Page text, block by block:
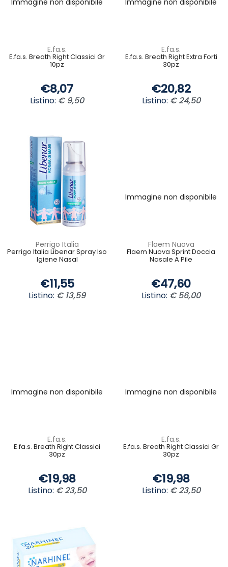
E.fa.s.
E.fa.s. Breath Right Classici Gr
10pz
€8,07
Listino: € 9,50
E.fa.s.
E.fa.s. Breath Right Extra Forti
30pz
€20,82
Listino: € 24,50
Perrigo Italia
Perrigo Italia Libenar Spray Iso
Igiene Nasal
€11,55
Listino: € 13,59
Immagine non disponibile
Flaem Nuova
Flaem Nuova Sprint Doccia
Nasale A Pile
€47,60
Listino: € 56,00
Immagine non disponibile
E.fa.s.
E.fa.s. Breath Right Classici
30pz
€19,98
Listino: € 23,50
Immagine non disponibile
E.fa.s.
E.fa.s. Breath Right Classici Gr
30pz
€19,98
Listino: € 23,50